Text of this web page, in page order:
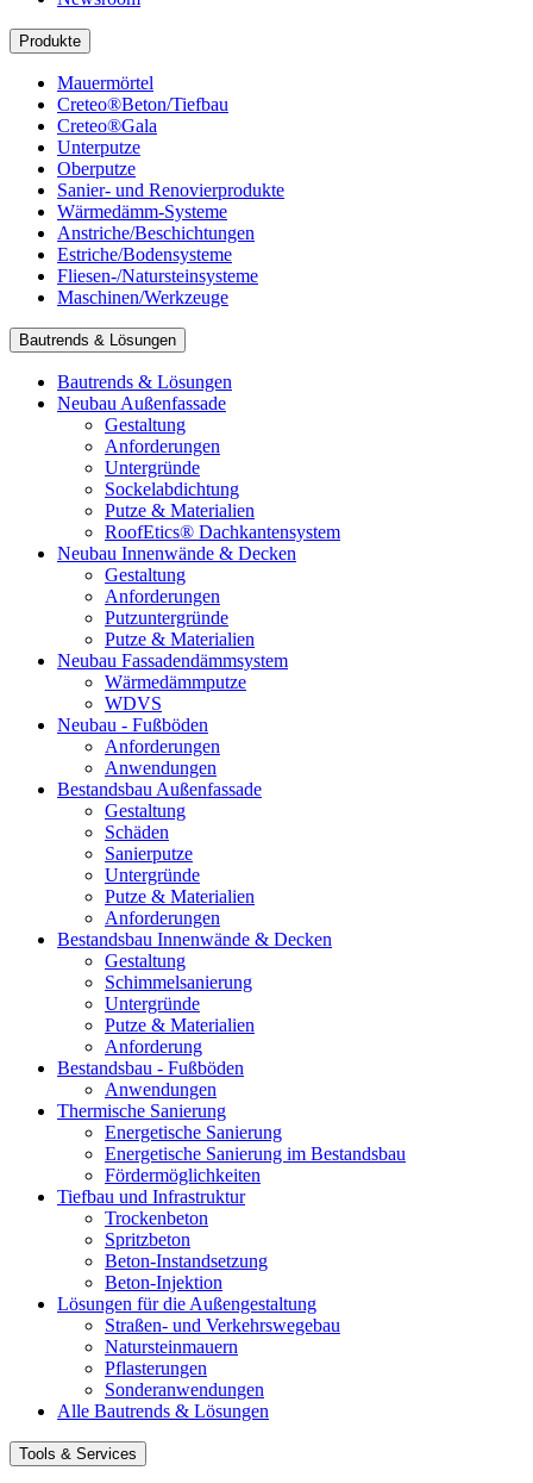
Produkte
Mauermörtel
Creteo®Beton/Tiefbau
Creteo®Gala
Unterputze
Oberputze
Sanier- und Renovierprodukte
Wärmedämm-Systeme
Anstriche/Beschichtungen
Estriche/Bodensysteme
Fliesen-/Natursteinsysteme
Maschinen/Werkzeuge
Bautrends & Lösungen
Bautrends & Lösungen
Neubau Außenfassade
Gestaltung
Anforderungen
Untergründe
Sockelabdichtung
Putze & Materialien
RoofEtics® Dachkantensystem
Neubau Innenwände & Decken
Gestaltung
Anforderungen
Putzuntergründe
Putze & Materialien
Neubau Fassadendämmsystem
Wärmedämmputze
WDVS
Neubau - Fußböden
Anforderungen
Anwendungen
Bestandsbau Außenfassade
Gestaltung
Schäden
Sanierputze
Untergründe
Putze & Materialien
Anforderungen
Bestandsbau Innenwände & Decken
Gestaltung
Schimmelsanierung
Untergründe
Putze & Materialien
Anforderung
Bestandsbau - Fußböden
Anwendungen
Thermische Sanierung
Energetische Sanierung
Energetische Sanierung im Bestandsbau
Fördermöglichkeiten
Tiefbau und Infrastruktur
Trockenbeton
Spritzbeton
Beton-Instandsetzung
Beton-Injektion
Lösungen für die Außengestaltung
Straßen- und Verkehrswegebau
Natursteinmauern
Pflasterungen
Sonderanwendungen
Alle Bautrends & Lösungen
Tools & Services